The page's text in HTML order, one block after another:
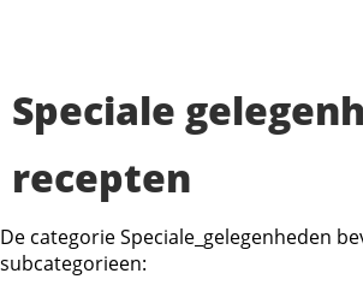
Speciale
recepten
De categorie Speciale_gelegenheden
subcategorieen: